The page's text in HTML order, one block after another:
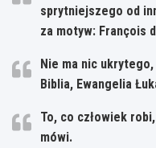
sprytniejszego od
za motyw: François
Nie ma nic
Biblia, Ewangelia
To, co człowiek
mówi.